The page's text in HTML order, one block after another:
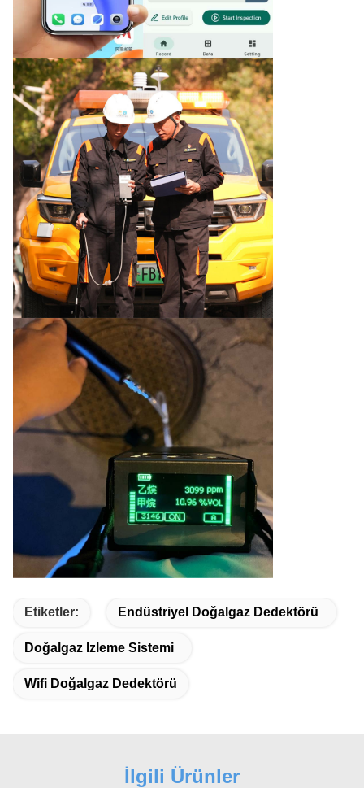
Etiketler: Endüstriyel Doğalgaz Dedektörü
Doğalgaz Izleme Sistemi
Wifi Doğalgaz Dedektörü
İlgili Ürünler